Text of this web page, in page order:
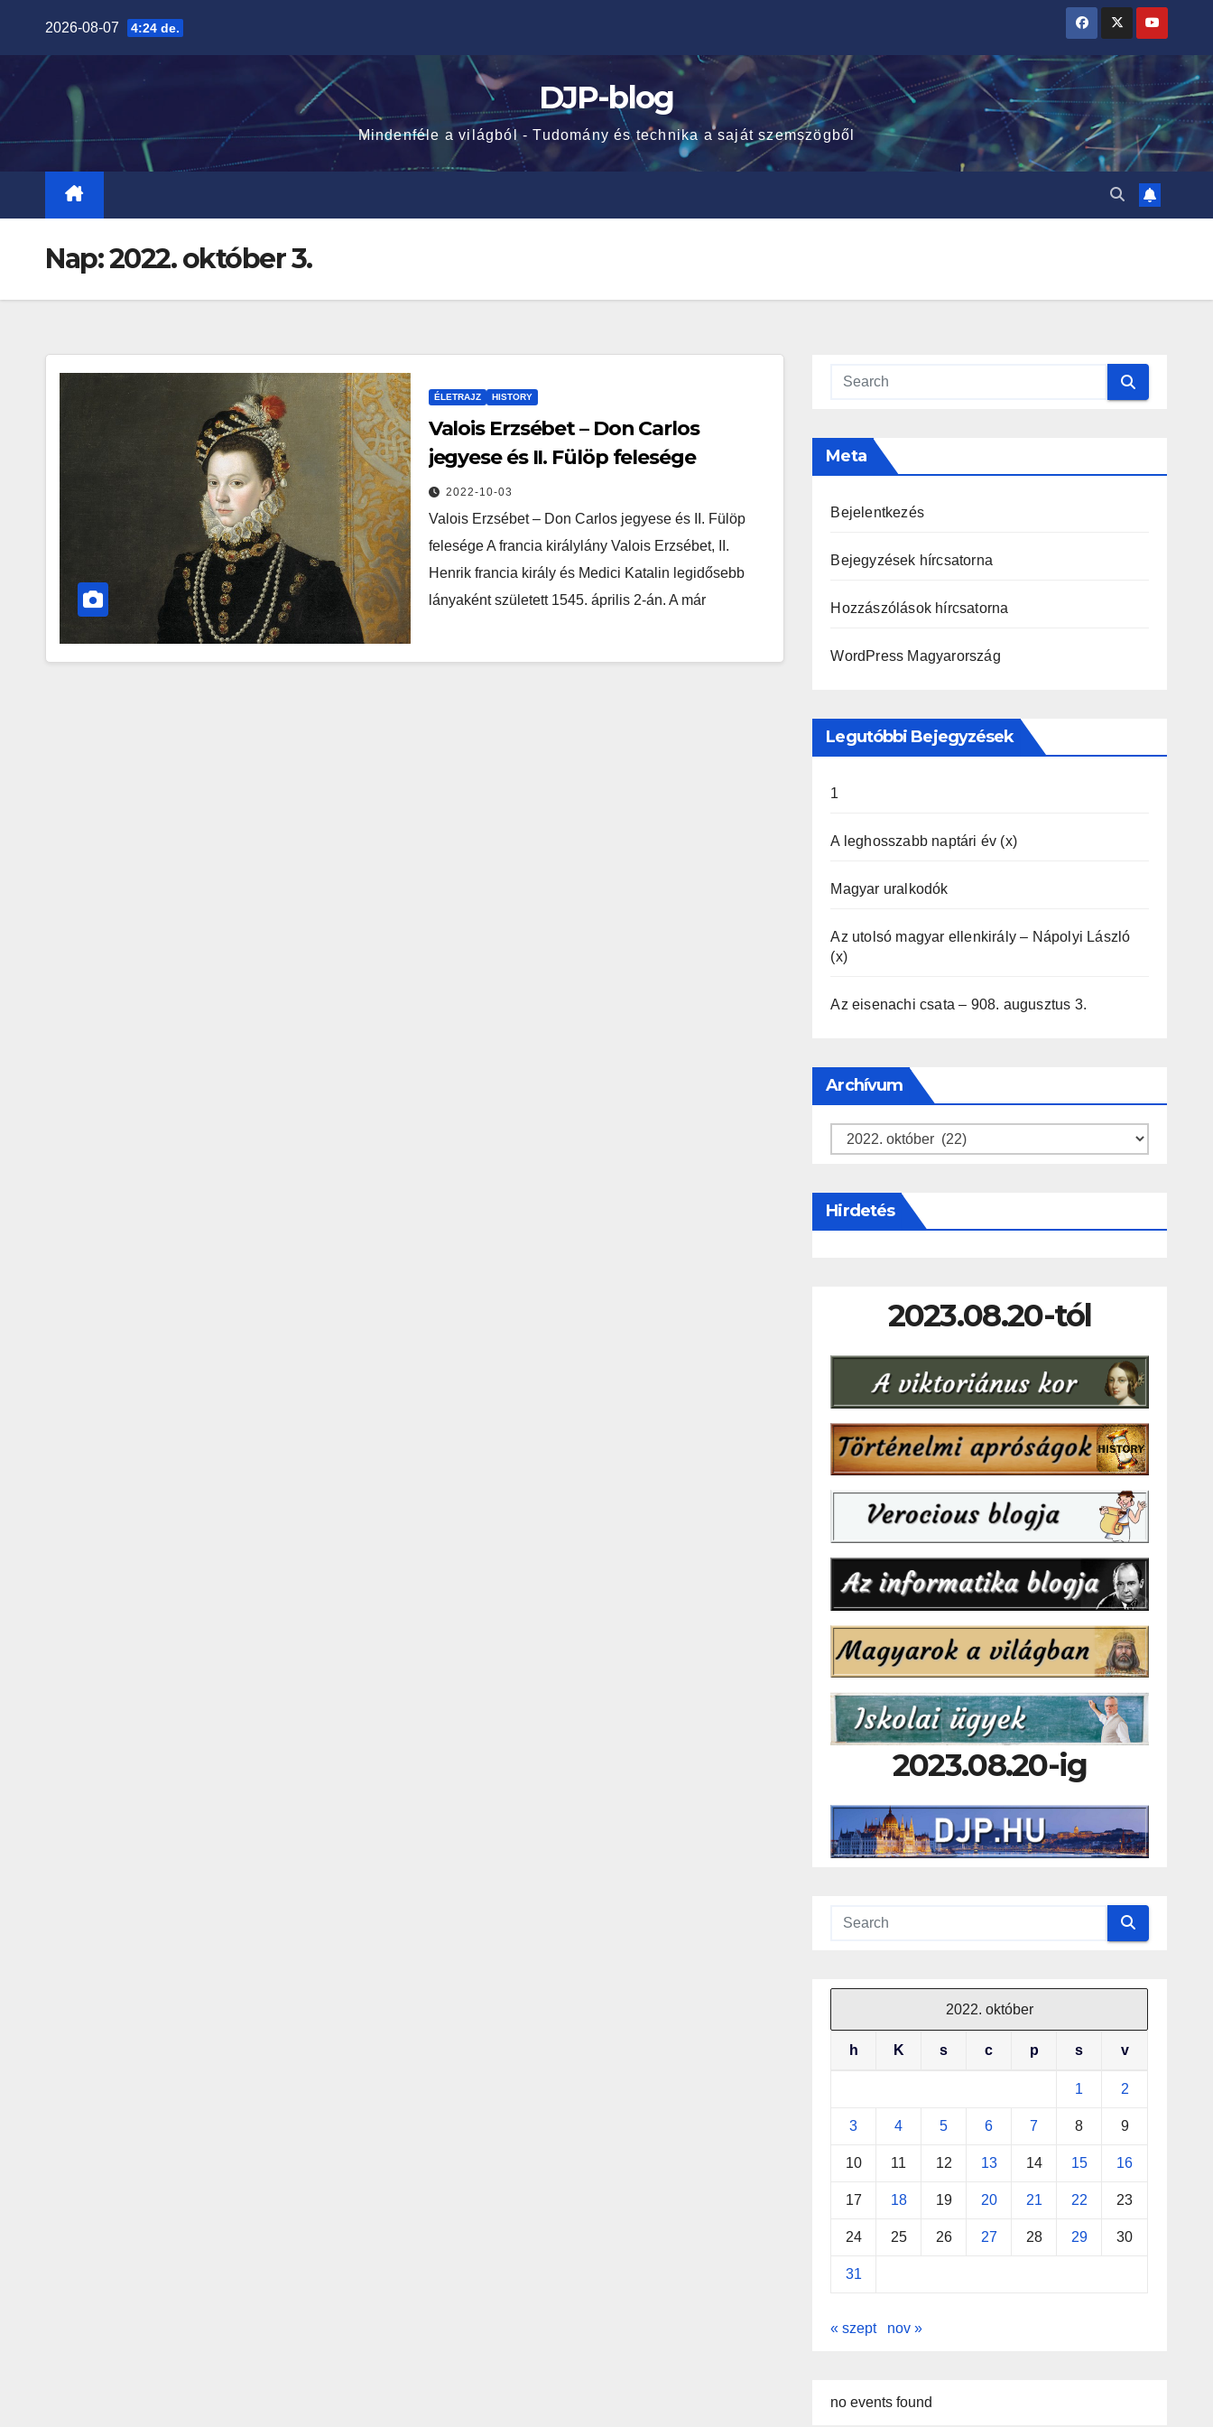
content
2026-08-07 4:24 de.
DJP-blog
Mindenféle a világból - Tudomány és technika a saját szemszögből
Nap:2022. október 3.
ÉLETRAJZ HISTORY
Valois Erzsébet – Don Carlos
jegyese és II. Fülöp felesége
2022-10-03
Valois Erzsébet – Don Carlos jegyese és II. Fülöp
felesége A francia királylány Valois Erzsébet, II.
Henrik francia király és Medici Katalin legidősebb
lányaként született 1545. április 2-án. A már
Meta
Bejelentkezés
Bejegyzések hírcsatorna
Hozzászólások hírcsatorna
WordPress Magyarország
Legutóbbi Bejegyzések
1
A leghosszabb naptári év (x)
Magyar uralkodók
Az utolsó magyar ellenkirály – Nápolyi László
(x)
Az eisenachi csata – 908. augusztus 3.
Archívum
Archívum
Hirdetés
2023.08.20-tól
2023.08.20-ig
2022. október
h K s c p s v
1 2
3 4 5 6 7 8 9
10 11 12 13 14 15 16
17 18 19 20 21 22 23
24 25 26 27 28 29 30
31
« szept nov »
no events found